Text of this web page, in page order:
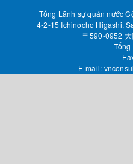
Tổng Lãnh sự quán nước
4-2-15 Ichinocho Higashi,
〒590-0952
E-mail: